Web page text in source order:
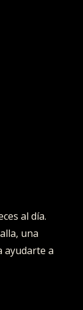
al día.
una
ayudarte a